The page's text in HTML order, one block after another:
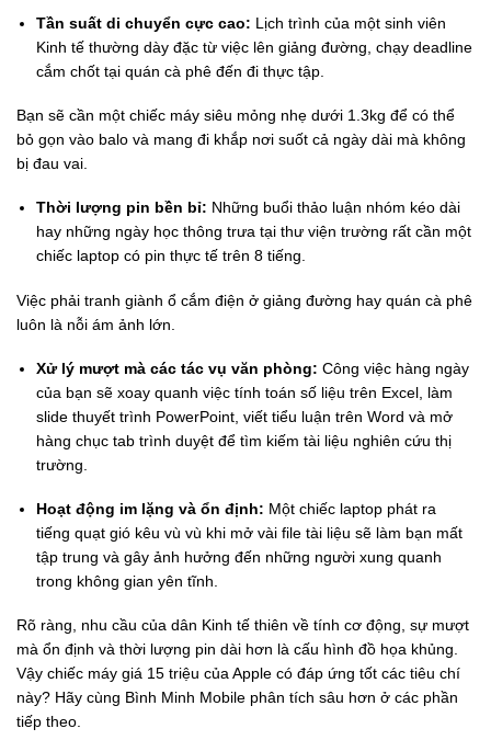
Tần suất di chuyển cực cao: Lịch trình của một sinh viên
Kinh tế thường dày đặc từ việc lên giảng đường, chạy deadline
cắm chốt tại quán cà phê đến đi thực tập.
Bạn sẽ cần một chiếc máy siêu mỏng nhẹ dưới 1.3kg để có thể
bỏ gọn vào balo và mang đi khắp nơi suốt cả ngày dài mà không
bị đau vai.
Thời lượng pin bền bỉ: Những buổi thảo luận nhóm kéo dài
hay những ngày học thông trưa tại thư viện trường rất cần một
chiếc laptop có pin thực tế trên 8 tiếng.
Việc phải tranh giành ổ cắm điện ở giảng đường hay quán cà phê
luôn là nỗi ám ảnh lớn.
Xử lý mượt mà các tác vụ văn phòng: Công việc hàng ngày
của bạn sẽ xoay quanh việc tính toán số liệu trên Excel, làm
slide thuyết trình PowerPoint, viết tiểu luận trên Word và mở
hàng chục tab trình duyệt để tìm kiếm tài liệu nghiên cứu thị
trường.
Hoạt động im lặng và ổn định: Một chiếc laptop phát ra
tiếng quạt gió kêu vù vù khi mở vài file tài liệu sẽ làm bạn mất
tập trung và gây ảnh hưởng đến những người xung quanh
trong không gian yên tĩnh.
Rõ ràng, nhu cầu của dân Kinh tế thiên về tính cơ động, sự mượt
mà ổn định và thời lượng pin dài hơn là cấu hình đồ họa khủng.
Vậy chiếc máy giá 15 triệu của Apple có đáp ứng tốt các tiêu chí
này? Hãy cùng Bình Minh Mobile phân tích sâu hơn ở các phần
tiếp theo.